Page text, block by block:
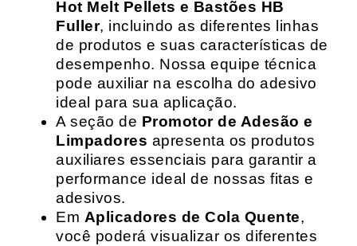
Hot Melt Pellets e Bastões HB
Fuller, incluindo as diferentes linhas
de produtos e suas características de
desempenho. Nossa equipe técnica
pode auxiliar na escolha do adesivo
ideal para sua aplicação.
A seção de Promotor de Adesão e
Limpadores apresenta os produtos
auxiliares essenciais para garantir a
performance ideal de nossas fitas e
adesivos.
Em Aplicadores de Cola Quente,
você poderá visualizar os diferentes